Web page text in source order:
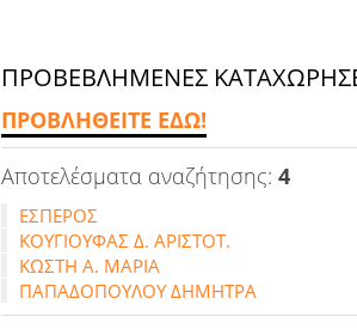
ΠΡΟΒΕΒΛΗΜΕΝΕΣ
ΠΡΟΒΛΗΘΕΙΤΕ ΕΔΩ!
Αποτελέσματα αναζήτησης: 4
ΕΣΠΕΡΟΣ
ΚΟΥΓΙΟΥΦΑΣ Δ. ΑΡΙΣΤΟΤ.
ΚΩΣΤΗ Α. ΜΑΡΙΑ
ΠΑΠΑΔΟΠΟΥΛΟΥ ΔΗΜΗΤΡΑ